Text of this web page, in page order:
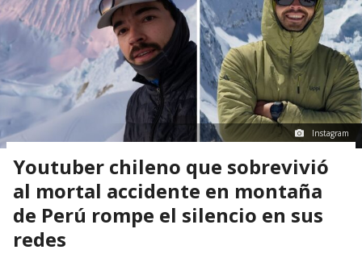
Instagram
Youtuber chileno que sobrevivió
al mortal accidente en montaña
de Perú rompe el silencio en sus
redes